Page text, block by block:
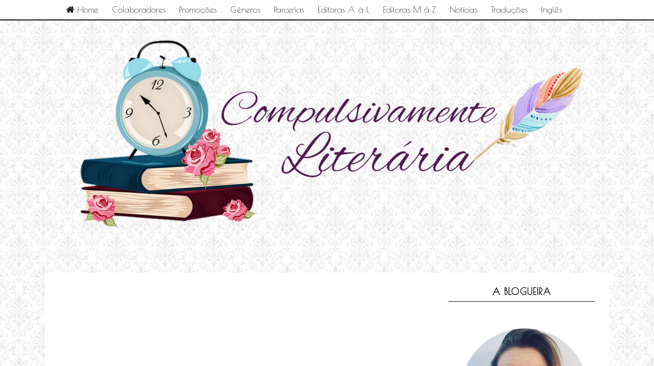
Home Colaboradores Promoções Gêneros Parcerias Editoras A à L Editoras M à Z Notícias Traduções Inglês
A BLOGUEIRA